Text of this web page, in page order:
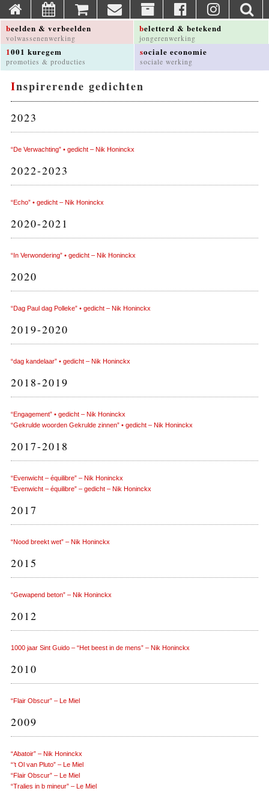
beelden & verbeelden
volwassenenwerking
beletterd & betekend
jongerenwerking
1001 kuregem
promoties & producties
sociale economie
sociale werking
Inspirerende gedichten
2023
“De Verwachting” • gedicht – Nik Honinckx
2022-2023
“Echo” • gedicht – Nik Honinckx
2020-2021
“In Verwondering” • gedicht – Nik Honinckx
2020
“Dag Paul dag Polleke” • gedicht – Nik Honinckx
2019-2020
“dag kandelaar” • gedicht – Nik Honinckx
2018-2019
“Engagement” • gedicht – Nik Honinckx
“Gekrulde woorden Gekrulde zinnen” • gedicht – Nik Honinckx
2017-2018
“Evenwicht – équilibre” – Nik Honinckx
“Evenwicht – équilibre”– gedicht – Nik Honinckx
2017
“Nood breekt wet” – Nik Honinckx
2015
“Gewapend beton” – Nik Honinckx
2012
1000 jaar Sint Guido – “Het beest in de mens” – Nik Honinckx
2010
“Flair Obscur” – Le Miel
2009
“Abatoir” – Nik Honinckx
“’t Ol van Pluto” – Le Miel
“Flair Obscur” – Le Miel
“Tralies in b mineur” – Le Miel